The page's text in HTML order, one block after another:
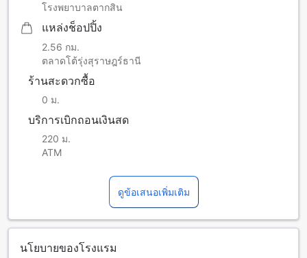
โรงพยาบาลตากสิน
แหล่งช็อปปิ้ง
2.56 กม.
ตลาดโต้รุ่งสุราษฎร์ธานี
ร้านสะดวกซื้อ
0 ม.
บริการเบิกถอนเงินสด
220 ม.
ATM
ดูข้อเสนอเพิ่มเติม
นโยบายของโรงแรม